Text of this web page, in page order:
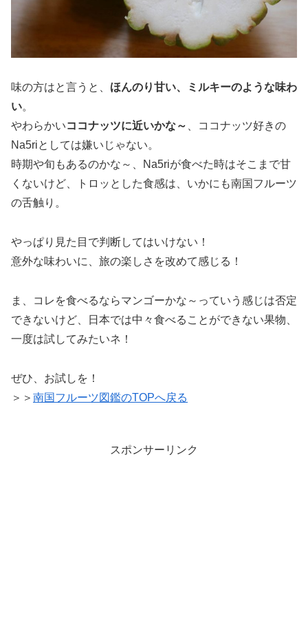
味の方はと言うと、 ほんのり甘い、ミルキーのような味わ
い。
やわらかいココナッツに近いかな～
、ココナッツ好きの
Na5riとしては嫌いじゃない。
時期や旬もあるのかな～、Na5riが食べた時はそこまで甘
くないけど、トロッとした食感は、いかにも南国フルーツ
の舌触り。
やっぱり見た目で判断してはいけない！
意外な味わいに、旅の楽しさを改めて感じる！
ま、コレを食べるならマンゴーかな～っていう感じは否定
できないけど、日本では中々食べることができない果物、
一度は試してみたいネ！
ぜひ、お試しを！
＞＞ 南国フルーツ図鑑のTOPへ戻る
スポンサーリンク